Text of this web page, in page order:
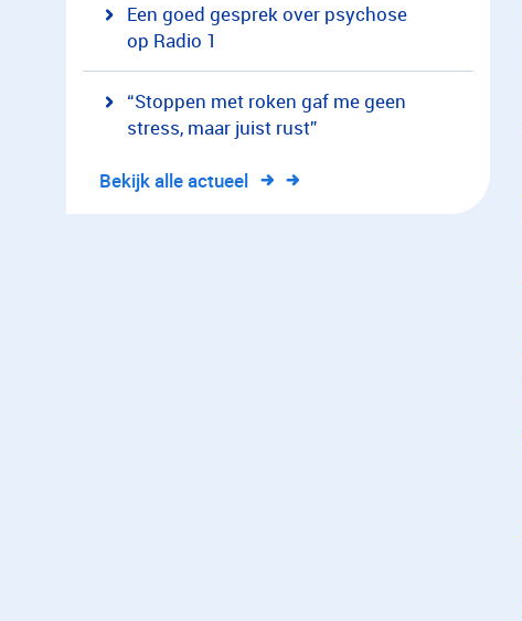
Een goed gesprek over psychose
op Radio 1
“Stoppen met roken gaf me geen
stress, maar juist rust”
Bekijk alle actueel